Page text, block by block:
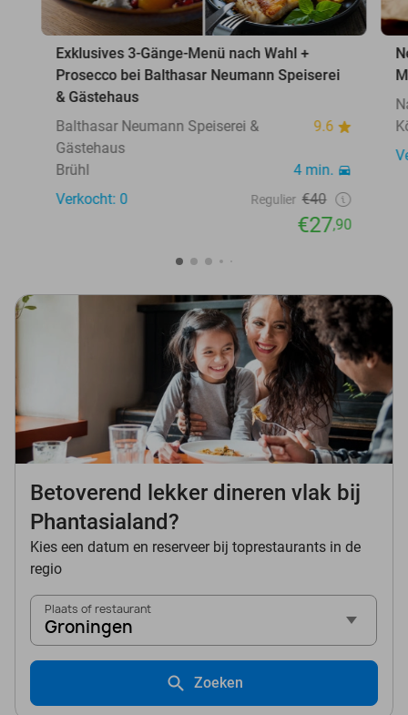
Exklusives 3-Gänge-Menü nach Wahl +
Prosecco bei Balthasar Neumann Speiserei
& Gästehaus
Balthasar Neumann Speiserei &
Gästehaus
9.6
Brühl
4 min.
Verkocht: 0
Regulier €40
€27,90
Betoverend lekker dineren vlak bij
Phantasialand?
Kies een datum en reserveer bij toprestaurants in de
regio
Plaats of restaurant
Groningen
Zoeken